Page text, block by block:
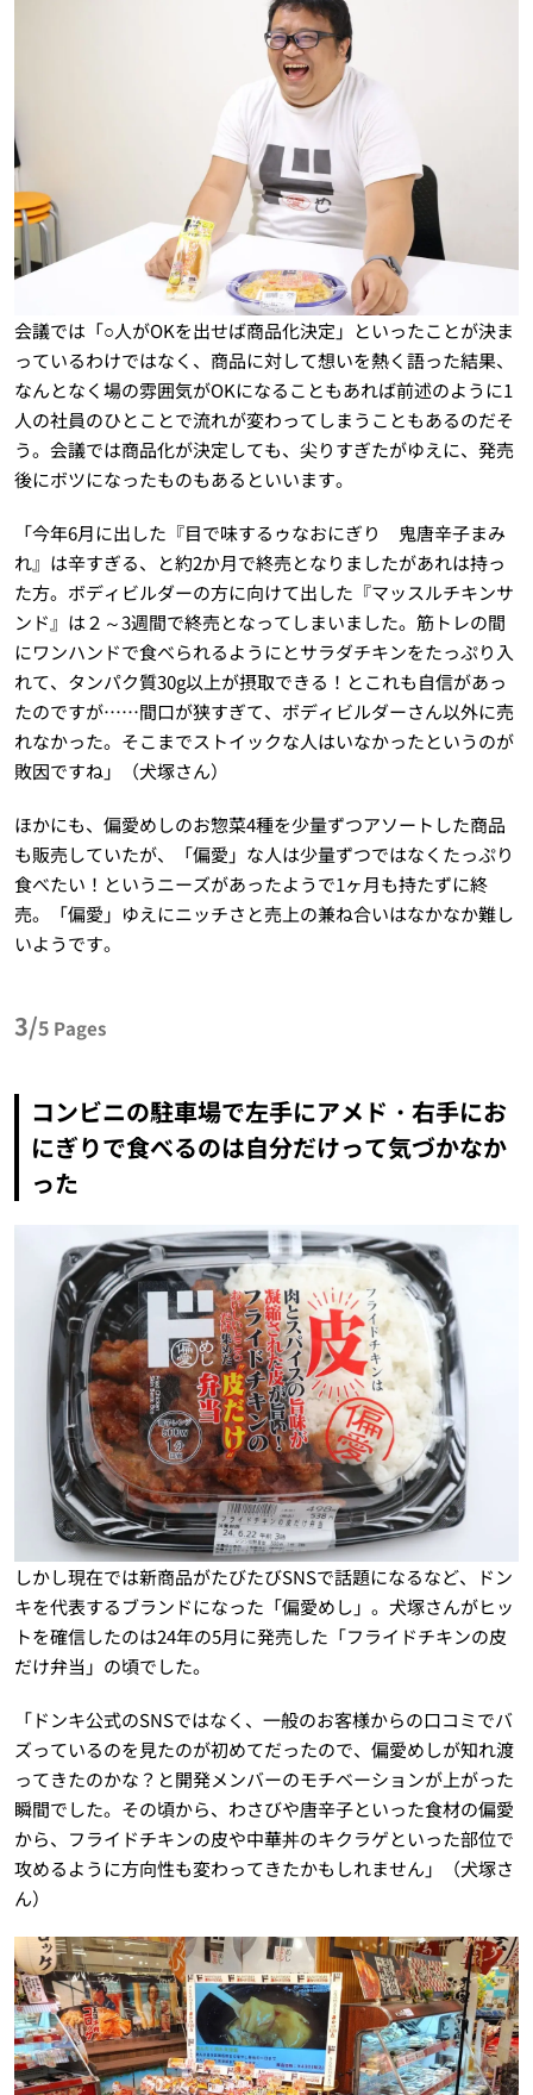
会議では「○人がOKを出せば商品化決定」といったことが決ま
っているわけではなく、商品に対して想いを熱く語った結果、
なんとなく場の雰囲気がOKになることもあれば前述のように1
人の社員のひとことで流れが変わってしまうこともあるのだそ
う。会議では商品化が決定しても、尖りすぎたがゆえに、発売
後にボツになったものもあるといいます。
「今年6月に出した『目で味するゥなおにぎり 鬼唐辛子まみ
れ』は辛すぎる、と約2か月で終売となりましたがあれは持っ
た方。ボディビルダーの方に向けて出した『マッスルチキンサ
ンド』は２～3週間で終売となってしまいました。筋トレの間
にワンハンドで食べられるようにとサラダチキンをたっぷり入
れて、タンパク質30g以上が摂取できる！とこれも自信があっ
たのですが……間口が狭すぎて、ボディビルダーさん以外に売
れなかった。そこまでストイックな人はいなかったというのが
敗因ですね」（犬塚さん）
ほかにも、偏愛めしのお惣菜4種を少量ずつアソートした商品
も販売していたが、「偏愛」な人は少量ずつではなくたっぷり
食べたい！というニーズがあったようで1ヶ月も持たずに終
売。「偏愛」ゆえにニッチさと売上の兼ね合いはなかなか難し
いようです。
3/5 Pages
コンビニの駐車場で左手にアメド・右手にお
にぎりで食べるのは自分だけって気づかなか
った
しかし現在では新商品がたびたびSNSで話題になるなど、ドン
キを代表するブランドになった「偏愛めし」。犬塚さんがヒッ
トを確信したのは24年の5月に発売した「フライドチキンの皮
だけ弁当」の頃でした。
「ドンキ公式のSNSではなく、一般のお客様からの口コミでバ
ズっているのを見たのが初めてだったので、偏愛めしが知れ渡
ってきたのかな？と開発メンバーのモチベーションが上がった
瞬間でした。その頃から、わさびや唐辛子といった食材の偏愛
から、フライドチキンの皮や中華丼のキクラゲといった部位で
攻めるように方向性も変わってきたかもしれません」（犬塚さ
ん）